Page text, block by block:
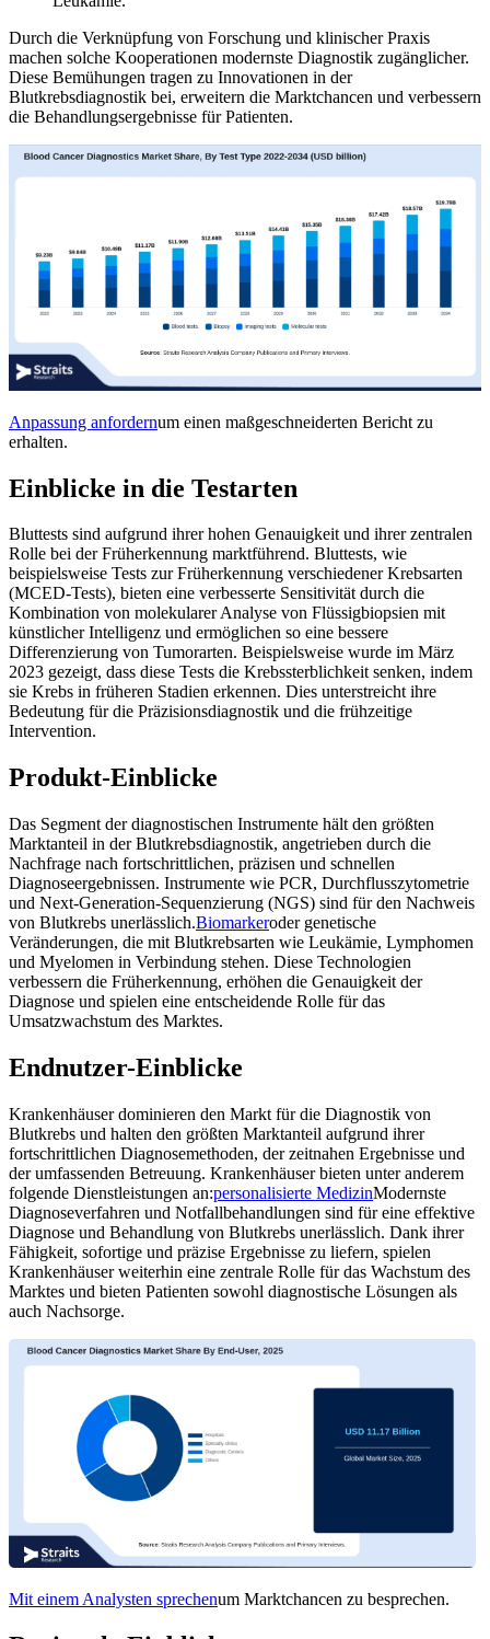
Durch die Verknüpfung von Forschung und klinischer Praxis
machen solche Kooperationen modernste Diagnostik zugänglicher.
Diese Bemühungen tragen zu Innovationen in der
Blutkrebsdiagnostik bei, erweitern die Marktchancen und verbessern
die Behandlungsergebnisse für Patienten.
Anpassung anfordernum einen maßgeschneiderten Bericht zu
erhalten.
Einblicke in die Testarten
Bluttests sind aufgrund ihrer hohen Genauigkeit und ihrer zentralen
Rolle bei der Früherkennung marktführend. Bluttests, wie
beispielsweise Tests zur Früherkennung verschiedener Krebsarten
(MCED-Tests), bieten eine verbesserte Sensitivität durch die
Kombination von molekularer Analyse von Flüssigbiopsien mit
künstlicher Intelligenz und ermöglichen so eine bessere
Differenzierung von Tumorarten. Beispielsweise wurde im März
2023 gezeigt, dass diese Tests die Krebssterblichkeit senken, indem
sie Krebs in früheren Stadien erkennen. Dies unterstreicht ihre
Bedeutung für die Präzisionsdiagnostik und die frühzeitige
Intervention.
Produkt-Einblicke
Das Segment der diagnostischen Instrumente hält den größten
Marktanteil in der Blutkrebsdiagnostik, angetrieben durch die
Nachfrage nach fortschrittlichen, präzisen und schnellen
Diagnoseergebnissen. Instrumente wie PCR, Durchflusszytometrie
und Next-Generation-Sequenzierung (NGS) sind für den Nachweis
von Blutkrebs unerlässlich.Biomarkeroder genetische
Veränderungen, die mit Blutkrebsarten wie Leukämie, Lymphomen
und Myelomen in Verbindung stehen. Diese Technologien
verbessern die Früherkennung, erhöhen die Genauigkeit der
Diagnose und spielen eine entscheidende Rolle für das
Umsatzwachstum des Marktes.
Endnutzer-Einblicke
Krankenhäuser dominieren den Markt für die Diagnostik von
Blutkrebs und halten den größten Marktanteil aufgrund ihrer
fortschrittlichen Diagnosemethoden, der zeitnahen Ergebnisse und
der umfassenden Betreuung. Krankenhäuser bieten unter anderem
folgende Dienstleistungen an:personalisierte MedizinModernste
Diagnoseverfahren und Notfallbehandlungen sind für eine effektive
Diagnose und Behandlung von Blutkrebs unerlässlich. Dank ihrer
Fähigkeit, sofortige und präzise Ergebnisse zu liefern, spielen
Krankenhäuser weiterhin eine zentrale Rolle für das Wachstum des
Marktes und bieten Patienten sowohl diagnostische Lösungen als
auch Nachsorge.
Mit einem Analysten sprechenum Marktchancen zu besprechen.